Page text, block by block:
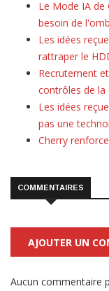
Le Mode IA de
besoin de
Les idées
rattraper le
Recrutement
contrôles de la
Les idées
pas une
Cherry
COMMENTAIRES
AJOUTER UN
Aucun commentaire